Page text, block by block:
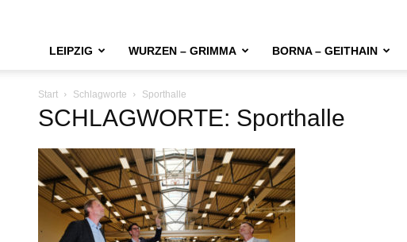
LEIPZIG WURZEN – GRIMMA BORNA – GEITHAIN
Start Schlagworte Sporthalle
SCHLAGWORTE: Sporthalle